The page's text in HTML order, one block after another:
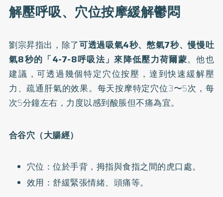
解壓呼吸、穴位按摩緩解鬱悶
劉宗昇指出，除了可透過吸氣4秒、憋氣7秒、慢慢吐
氣8秒的「4-7-8呼吸法」來降低壓力荷爾蒙。他也
建議，可透過幾個特定穴位按壓，達到快速緩解壓
力、疏通肝氣的效果。每天按摩特定穴位3〜5次，每
次5分鐘左右，力度以感到酸脹但不痛為宜。
合谷穴（大腸經）
穴位：位於手背，拇指與食指之間的虎口處。
效用：舒緩緊張情緒、頭痛等。